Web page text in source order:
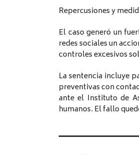
Repercusiones y
El caso generó un
redes sociales un
controles excesivos
La sentencia incluye
preventivas con
ante el Instituto de
humanos. El fallo